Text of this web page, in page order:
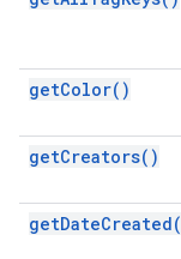
getColor( )
getCreators( )
getDateCreated(